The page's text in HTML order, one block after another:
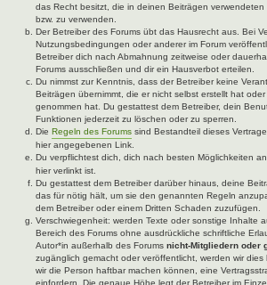
das Recht besitzt, die in deinen Beiträgen
bzw. zu verwenden.
Der Betreiber des Forums übt das Hausrecht aus. Bei
Nutzungsbedingungen oder anderer im Forum
Betreiber dich nach Abmahnung zeitweise oder
Forums ausschließen und dir ein Hausverbot erteilen.
Du nimmst zur Kenntnis, dass der Betreiber keine
Beiträgen übernimmt, die er nicht selbst erstellt hat
genommen hat. Du gestattest dem Betreiber, dein
Funktionen jederzeit zu löschen oder zu sperren.
Die Regeln des Forums sind Bestandteil dieses
hier angegebenen Link.
Du verpflichtest dich, dich nach besten Möglichkeiten
hier verlinkt ist.
Du gestattest dem Betreiber darüber hinaus, deine
das für nötig hält, um sie den genannten Regeln
dem Betreiber oder einem Dritten Schaden zuzufügen.
Verschwiegenheit: werden Texte oder sonstige Inhalte
Bereich des Forums ohne ausdrückliche schriftliche
Autor*in außerhalb des Forums nicht-Mitgliedern oder
zugänglich gemacht oder veröffentlicht, werden wir
wir die Person haftbar machen können, eine
einfordern. Die genaue Höhe legt der Betreiber im